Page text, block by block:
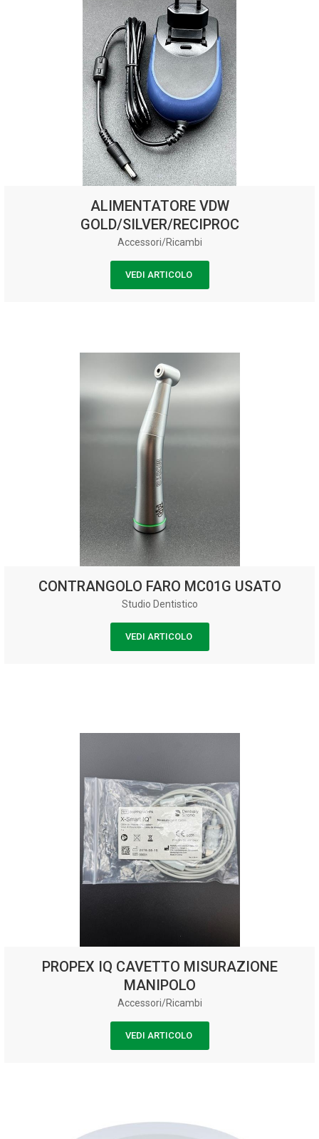
ALIMENTATORE VDW
GOLD/SILVER/RECIPROC
Accessori/Ricambi
VEDI ARTICOLO
CONTRANGOLO FARO MC01G USATO
Studio Dentistico
VEDI ARTICOLO
PROPEX IQ CAVETTO MISURAZIONE
MANIPOLO
Accessori/Ricambi
VEDI ARTICOLO